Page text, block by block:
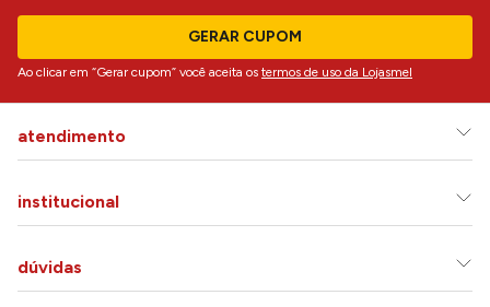
GERAR CUPOM
Ao clicar em “Gerar cupom” você aceita os termos de uso da Lojasmel
atendimento
institucional
dúvidas